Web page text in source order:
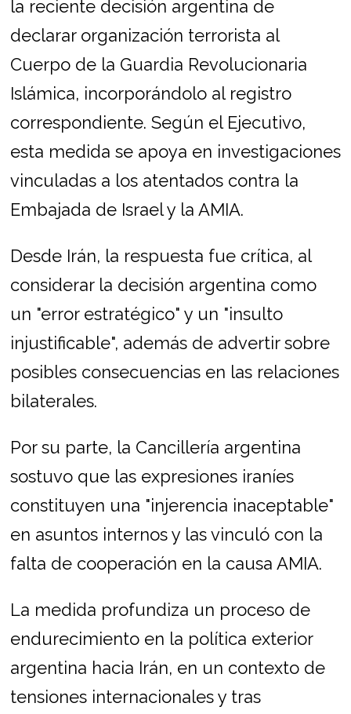
la reciente decisión argentina de
declarar organización terrorista al
Cuerpo de la Guardia Revolucionaria
Islámica, incorporándolo al registro
correspondiente. Según el Ejecutivo,
esta medida se apoya en investigaciones
vinculadas a los atentados contra la
Embajada de Israel y la AMIA.
Desde Irán, la respuesta fue crítica, al
considerar la decisión argentina como
un "error estratégico" y un "insulto
injustificable", además de advertir sobre
posibles consecuencias en las relaciones
bilaterales.
Por su parte, la Cancillería argentina
sostuvo que las expresiones iraníes
constituyen una "injerencia inaceptable"
en asuntos internos y las vinculó con la
falta de cooperación en la causa AMIA.
La medida profundiza un proceso de
endurecimiento en la política exterior
argentina hacia Irán, en un contexto de
tensiones internacionales y tras